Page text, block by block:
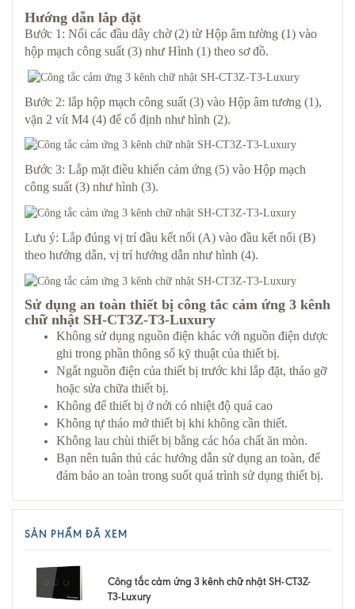
Hướng dẫn lắp đặt
Bước 1: Nối các đầu dây chờ (2) từ Hộp âm tường (1) vào
hộp mạch công suất (3) như Hình (1) theo sơ đồ.
Bước 2: lắp hộp mạch công suất (3) vào Hộp âm tương (1),
vặn 2 vít M4 (4) để cố định như hình (2).
Bước 3: Lắp mặt điều khiển cảm ứng (5) vào Hộp mạch
công suất (3) như hình (3).
Lưu ý: Lắp đúng vị trí đầu kết nối (A) vào đầu kết nối (B)
theo hướng dẫn, vị trí hướng dẫn như hình (4).
Sử dụng an toàn thiết bị công tắc cảm ứng 3 kênh
chữ nhật SH-CT3Z-T3-Luxury
Không sử dụng nguồn điện khác với nguồn điện dược
ghi trong phần thông số kỹ thuật của thiết bị.
Ngắt nguồn điện của thiết bị trước khi lắp đặt, tháo gỡ
hoặc sửa chữa thiết bị.
Không để thiết bị ở nới có nhiệt độ quá cao
Không tự tháo mở thiết bị khi không cần thiết.
Không lau chùi thiết bị bằng các hóa chất ăn mòn.
Bạn nên tuân thủ các hướng dẫn sử dụng an toàn, để
đảm bảo an toàn trong suốt quá trình sử dụng thiết bị.
SẢN PHẨM ĐÃ XEM
Công tắc cảm ứng 3 kênh chữ nhật SH-CT3Z-
T3-Luxury